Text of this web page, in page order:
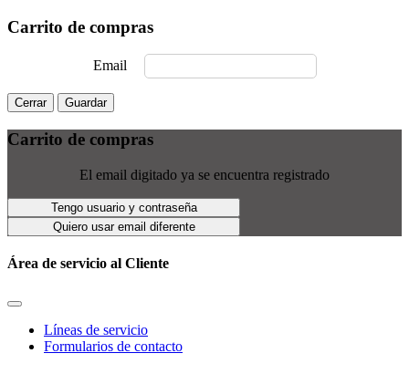
Carrito de compras
Email
Cerrar Guardar
Carrito de compras
El email digitado ya se encuentra registrado
Tengo usuario y contraseña
Quiero usar email diferente
Área de servicio al Cliente
Líneas de servicio
Formularios de contacto